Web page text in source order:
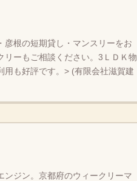
彦根の短期貸し・マンスリーをお
リーもご相談ください。3ＬＤＫ物
用も好評です。> (有限会社滋賀建
ンジン。京都府のウィークリーマ